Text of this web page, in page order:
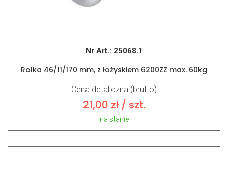
Nr Art.: 25068.1
Rolka 46/11/170 mm, z łożyskiem 6200ZZ max. 60kg
Cena detaliczna (brutto)
21,00 zł/ szt.
na stanie